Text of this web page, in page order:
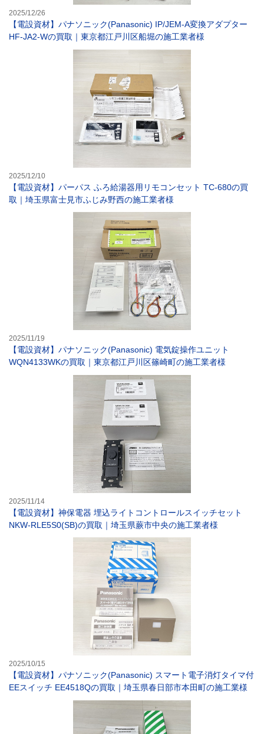
2025/12/26
【電設資材】パナソニック(Panasonic) IP/JEM-A変換アダプター
HF-JA2-Wの買取｜東京都江戸川区船堀の施工業者様
2025/12/10
【電設資材】パーパス ふろ給湯器用リモコンセット TC-680の買
取｜埼玉県富士見市ふじみ野西の施工業者様
2025/11/19
【電設資材】パナソニック(Panasonic) 電気錠操作ユニット
WQN4133WKの買取｜東京都江戸川区篠崎町の施工業者様
2025/11/14
【電設資材】神保電器 埋込ライトコントロールスイッチセット
NKW-RLE5S0(SB)の買取｜埼玉県蕨市中央の施工業者様
2025/10/15
【電設資材】パナソニック(Panasonic) スマート電子消灯タイマ付
EEスイッチ EE4518Qの買取｜埼玉県春日部市本田町の施工業様